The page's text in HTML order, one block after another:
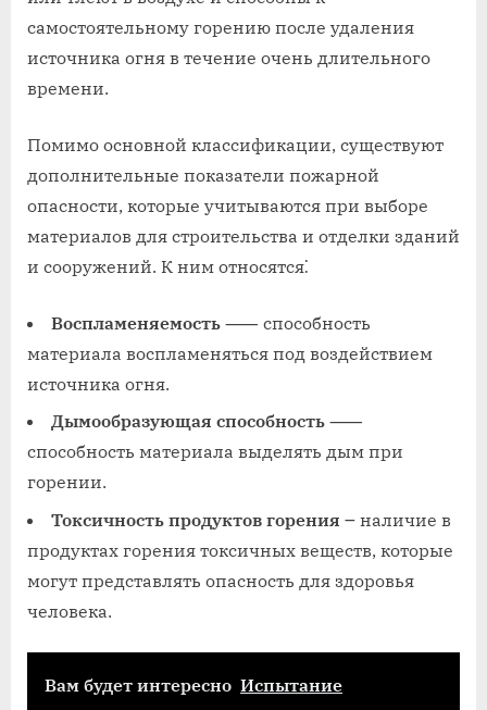
самостоятельному горению после удаления
источника огня в течение очень длительного
времени.
Помимо основной классификации, существуют
дополнительные показатели пожарной
опасности, которые учитываются при выборе
материалов для строительства и отделки зданий
и сооружений. К ним относятся⁚
Воспламеняемость ⸺ способность
материала воспламеняться под воздействием
источника огня.
Дымообразующая способность ⸺
способность материала выделять дым при
горении.
Токсичность продуктов горения ౼ наличие в
продуктах горения токсичных веществ, которые
могут представлять опасность для здоровья
человека.
Вам будет интересно Испытание